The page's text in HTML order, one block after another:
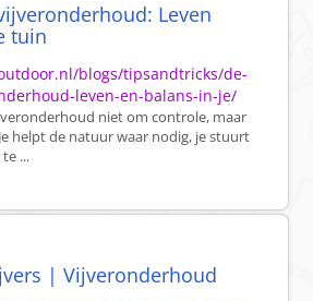
Leven
tuin
blogs/tipsandtricks/de-
leven-en-balans-in-je/
niet om controle, maar
helpt de natuur waar nodig, je stuurt
...
| Vijveronderhoud